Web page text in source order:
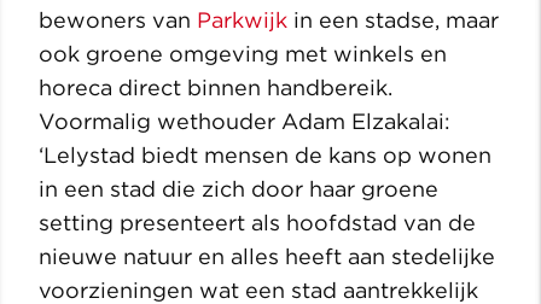
bewoners van Parkwijk in een stadse, maar
ook groene omgeving met winkels en
horeca direct binnen handbereik.
Voormalig wethouder Adam Elzakalai:
‘Lelystad biedt mensen de kans op wonen
in een stad die zich door haar groene
setting presenteert als hoofdstad van de
nieuwe natuur en alles heeft aan stedelijke
voorzieningen wat een stad aantrekkelijk